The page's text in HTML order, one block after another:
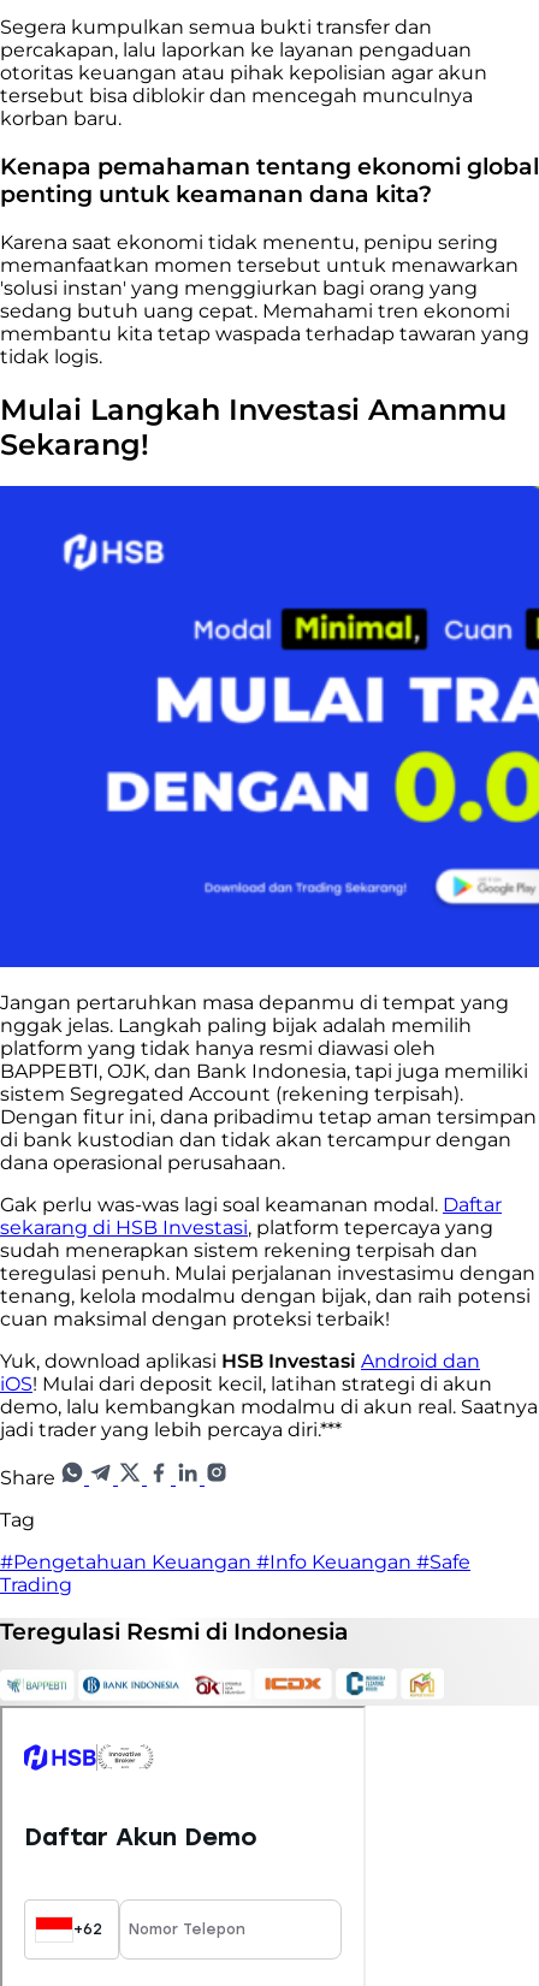
Segera kumpulkan semua bukti transfer dan
percakapan, lalu laporkan ke layanan pengaduan
otoritas keuangan atau pihak kepolisian agar akun
tersebut bisa diblokir dan mencegah munculnya
korban baru.
Kenapa pemahaman tentang ekonomi global
penting untuk keamanan dana kita?
Karena saat ekonomi tidak menentu, penipu sering
memanfaatkan momen tersebut untuk menawarkan
'solusi instan' yang menggiurkan bagi orang yang
sedang butuh uang cepat. Memahami tren ekonomi
membantu kita tetap waspada terhadap tawaran yang
tidak logis.
Mulai Langkah Investasi Amanmu
Sekarang!
Jangan pertaruhkan masa depanmu di tempat yang
nggak jelas. Langkah paling bijak adalah memilih
platform yang tidak hanya resmi diawasi oleh
BAPPEBTI, OJK, dan Bank Indonesia, tapi juga memiliki
sistem Segregated Account (rekening terpisah).
Dengan fitur ini, dana pribadimu tetap aman tersimpan
di bank kustodian dan tidak akan tercampur dengan
dana operasional perusahaan.
Gak perlu was-was lagi soal keamanan modal. Daftar
sekarang di HSB Investasi, platform tepercaya yang
sudah menerapkan sistem rekening terpisah dan
teregulasi penuh. Mulai perjalanan investasimu dengan
tenang, kelola modalmu dengan bijak, dan raih potensi
cuan maksimal dengan proteksi terbaik!
Yuk, download aplikasi HSB Investasi Android dan
iOS! Mulai dari deposit kecil, latihan strategi di akun
demo, lalu kembangkan modalmu di akun real. Saatnya
jadi trader yang lebih percaya diri.***
Share
Tag
#Pengetahuan Keuangan #Info Keuangan #Safe
Trading
Teregulasi Resmi di Indonesia